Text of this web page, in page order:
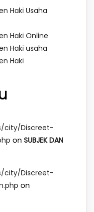
Haki Usaha
Haki Online
Haki usaha
Haki
city/Discreet-
on SUBJEK DAN
city/Discreet-
on